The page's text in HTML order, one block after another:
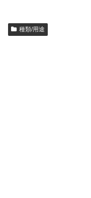
種類/用途